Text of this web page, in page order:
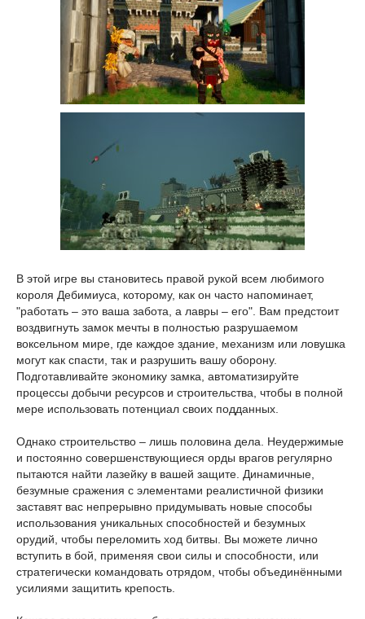
В этой игре вы становитесь правой рукой всем любимого
короля Дебимиуса, которому, как он часто напоминает,
"работать – это ваша забота, а лавры – его". Вам предстоит
воздвигнуть замок мечты в полностью разрушаемом
воксельном мире, где каждое здание, механизм или ловушка
могут как спасти, так и разрушить вашу оборону.
Подготавливайте экономику замка, автоматизируйте
процессы добычи ресурсов и строительства, чтобы в полной
мере использовать потенциал своих подданных.
Однако строительство – лишь половина дела. Неудержимые
и постоянно совершенствующиеся орды врагов регулярно
пытаются найти лазейку в вашей защите. Динамичные,
безумные сражения с элементами реалистичной физики
заставят вас непрерывно придумывать новые способы
использования уникальных способностей и безумных
орудий, чтобы переломить ход битвы. Вы можете лично
вступить в бой, применяя свои силы и способности, или
стратегически командовать отрядом, чтобы объединёнными
усилиями защитить крепость.